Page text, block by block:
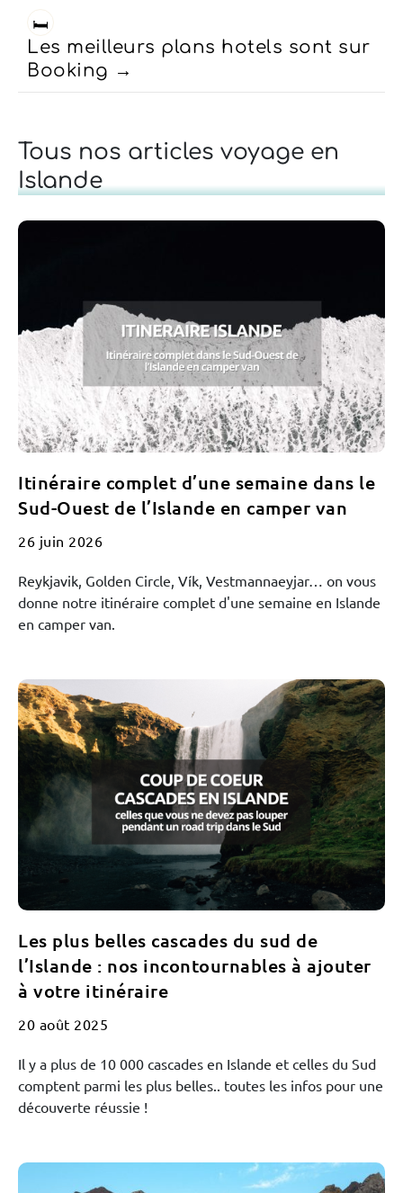
🛏️
Les meilleurs plans hotels sont sur
Booking
Tous nos articles voyage en
Islande
Itinéraire complet d’une semaine dans le
Sud-Ouest de l’Islande en camper van
26 juin 2026
Reykjavik, Golden Circle, Vík, Vestmannaeyjar… on vous
donne notre itinéraire complet d'une semaine en Islande
en camper van.
Les plus belles cascades du sud de
l’Islande : nos incontournables à ajouter
à votre itinéraire
20 août 2025
Il y a plus de 10 000 cascades en Islande et celles du Sud
comptent parmi les plus belles.. toutes les infos pour une
découverte réussie !